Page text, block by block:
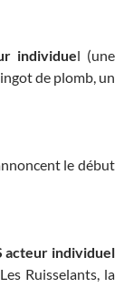
individuel (une
de plomb, un
le début
acteur individuel
Ruisselants, la